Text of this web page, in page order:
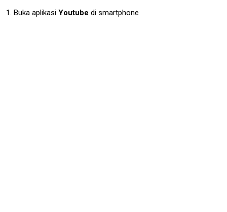
1. Buka aplikasi Youtube di smartphone